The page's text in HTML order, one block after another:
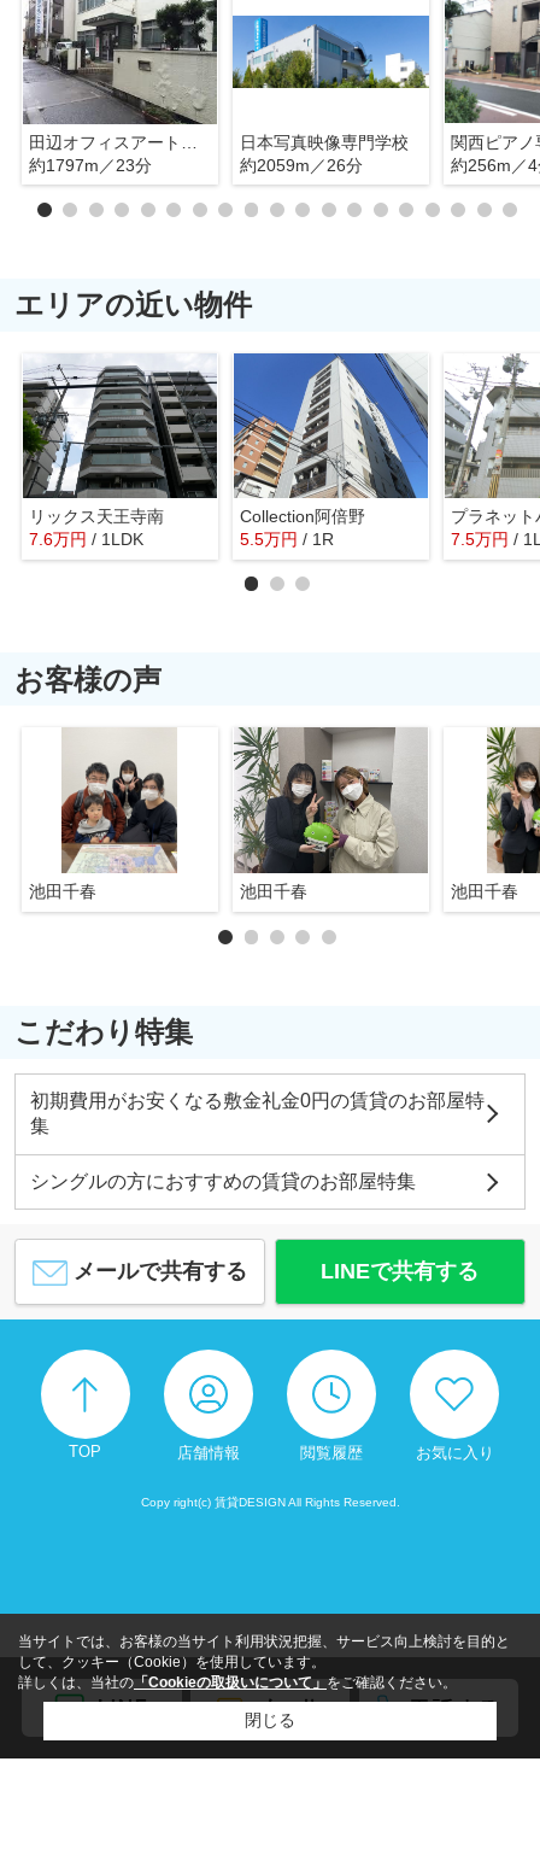
約1797m／23分
日本写真映像専門学校
約2059m／26分
約256m／
エリアの近い物件
リックス天王寺南
7.6万円 / 1LDK
Collection阿倍野
5.5万円 / 1R
プラネット
7.5万円 /
お客様の声
池田千春 池田千春 池田千春
こだわり特集
初期費用がお安くなる敷金礼金0円の賃貸のお部屋特
集
シングルの方におすすめの賃貸のお部屋特集
メールで共有する LINEで共有する
TOP 店舗情報 閲覧履歴 お気に入り
Copy right(c) 賃貸DESIGN All Rights Reserved.
当サイトでは、お客様の当サイト利用状況把握、サービス向上検討を目的と
して、クッキー（Cookie）を使用しています。
詳しくは、当社の 「Cookieの取扱いについて」 をご確認ください。
閉じる